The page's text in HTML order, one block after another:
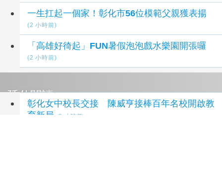
一生扛起一個家！彰化市56位模範父親獲表揚
(2 小時前)
「高雄好徛起」FUN暑假泡泡戲水樂園開張囉
(2 小時前)
延伸閱讀
彰化女中校長交接 陳威亨接棒百年名校開啟教
育新局
2 小時前